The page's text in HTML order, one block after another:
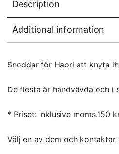
Description
Additional information
Snoddar för Haori att knyta
De flesta är handvävda och i
* Priset: inklusive moms.150
Välj en av dem och kontaktar